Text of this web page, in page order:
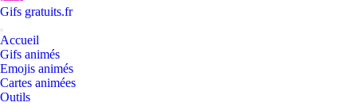
Gifs gratuits.fr
Accueil
Gifs animés
Emojis animés
Cartes animées
Outils